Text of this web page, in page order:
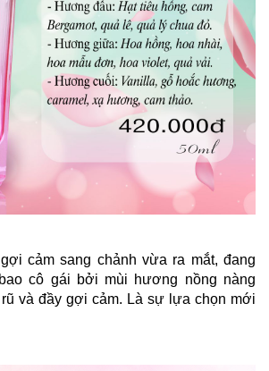
gợi cảm sang chảnh vừa ra mắt, đang
cô gái bởi mùi hương nồng nàng
và đầy gợi cảm. Là sự lựa chọn mới